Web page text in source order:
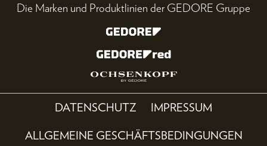
Die Marken und Produktlinien der GEDORE Gruppe
DATENSCHUTZ IMPRESSUM
ALLGEMEINE GESCHÄFTSBEDINGUNGEN